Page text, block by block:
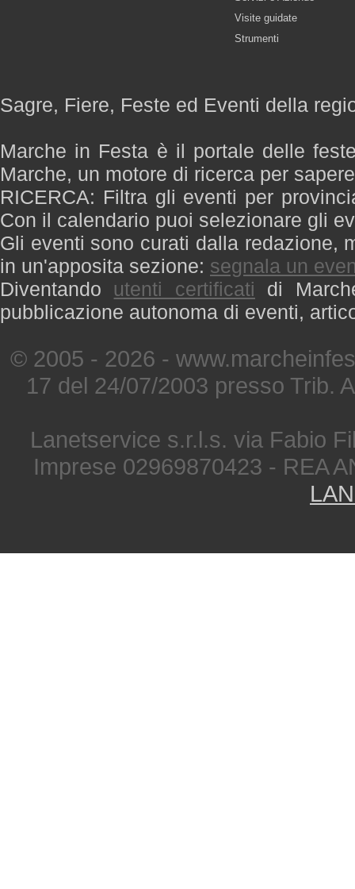
Visite guidate
Strumenti
Sagre, Fiere, Feste ed Eventi della
Marche in Festa è il portale delle
Marche, un motore di ricerca per
RICERCA: Filtra gli eventi per
Con il calendario puoi selezionare gli
Gli eventi sono curati dalla redazione,
in un'apposita sezione: segnala un
Diventando utenti certificati di
pubblicazione autonoma di eventi,
© 2005 - 2026 -
17 del 24/07/2003 presso Trib.
Lanetservice s.r.l.s. via Fabio
Imprese 02969870423 - REA